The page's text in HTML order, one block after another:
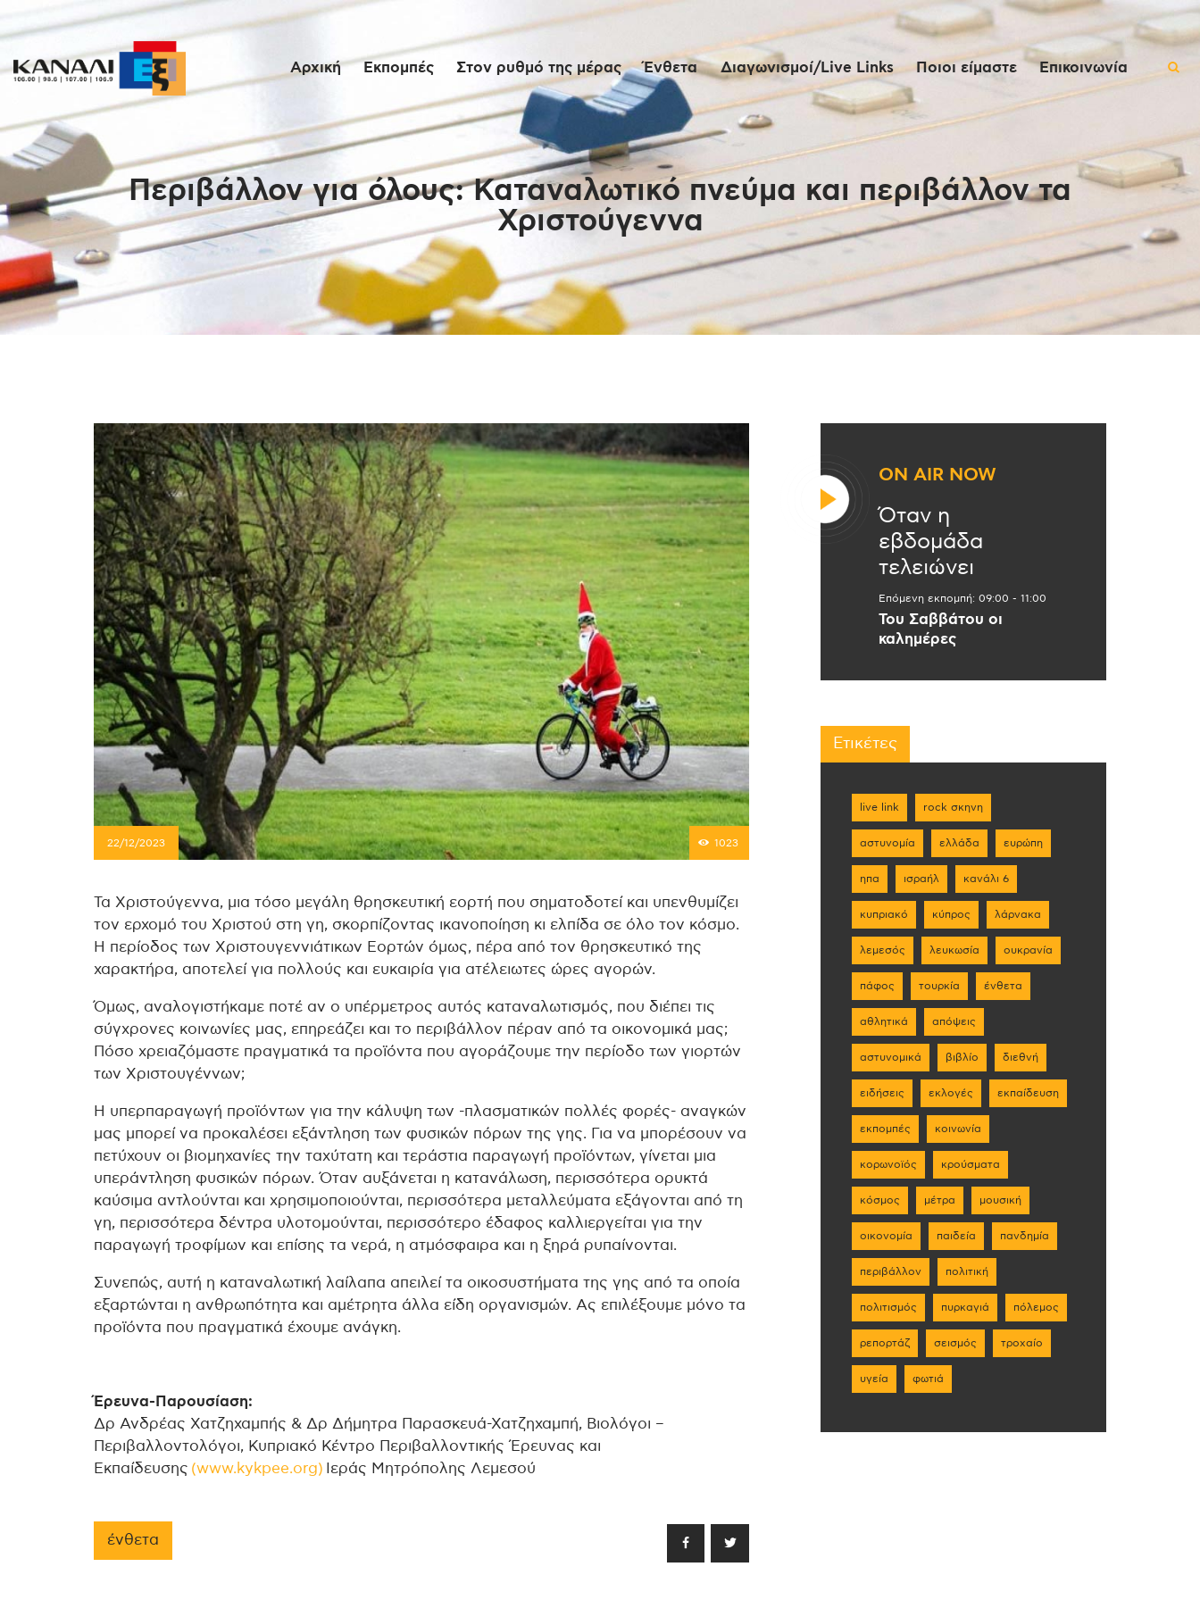
Αρχική Εκπομπές Στον ρυθμό της μέρας Ένθετα Διαγωνισμοί/Live Links Ποιοι είμαστε Επικοινωνία
Περιβάλλον για όλους: Καταναλωτικό πνεύμα και περιβάλλον τα
Χριστούγεννα
Αρχική
Εκπομπές
Στον ρυθμό της
μέρας
Ένθετα
Διαγωνισμοί/Live
Links
Επικοινωνία
22/12/2023 1023
Τα Χριστούγεννα, μια τόσο μεγάλη θρησκευτική εορτή που σηματοδοτεί και υπενθυμίζει
τον ερχομό του Χριστού στη γη, σκορπίζοντας ικανοποίηση κι ελπίδα σε όλο τον κόσμο.
Η περίοδος των Χριστουγεννιάτικων Εορτών όμως, πέρα από τον θρησκευτικό της
χαρακτήρα, αποτελεί για πολλούς και ευκαιρία για ατέλειωτες ώρες αγορών.
Όμως, αναλογιστήκαμε ποτέ αν ο υπέρμετρος αυτός καταναλωτισμός, που διέπει τις
σύγχρονες κοινωνίες μας, επηρεάζει και το περιβάλλον πέραν από τα οικονομικά μας;
Πόσο χρειαζόμαστε πραγματικά τα προϊόντα που αγοράζουμε την περίοδο των γιορτών
των Χριστουγέννων;
Η υπερπαραγωγή προϊόντων για την κάλυψη των -πλασματικών πολλές φορές- αναγκών
μας μπορεί να προκαλέσει εξάντληση των φυσικών πόρων της γης. Για να μπορέσουν να
πετύχουν οι βιομηχανίες την ταχύτατη και τεράστια παραγωγή προϊόντων, γίνεται μια
υπεράντληση φυσικών πόρων. Όταν αυξάνεται η κατανάλωση, περισσότερα ορυκτά
καύσιμα αντλούνται και χρησιμοποιούνται, περισσότερα μεταλλεύματα εξάγονται από τη
γη, περισσότερα δέντρα υλοτομούνται, περισσότερο έδαφος καλλιεργείται για την
παραγωγή τροφίμων και επίσης τα νερά, η ατμόσφαιρα και η ξηρά ρυπαίνονται.
Συνεπώς, αυτή η καταναλωτική λαίλαπα απειλεί τα οικοσυστήματα της γης από τα οποία
εξαρτώνται η ανθρωπότητα και αμέτρητα άλλα είδη οργανισμών. Ας επιλέξουμε μόνο τα
προϊόντα που πραγματικά έχουμε ανάγκη.
Έρευνα-Παρουσίαση:
Δρ Ανδρέας Χατζηχαμπής & Δρ Δήμητρα Παρασκευά-Χατζηχαμπή, Βιολόγοι –
Περιβαλλοντολόγοι, Κυπριακό Κέντρο Περιβαλλοντικής Έρευνας και
Εκπαίδευσης (www.kykpee.org) Ιεράς Μητρόπολης Λεμεσού
ένθετα
ON AIR NOW
Όταν η
εβδομάδα
τελειώνει
Επόμενη εκπομπή: 09:00 - 11:00
Του Σαββάτου οι
καλημέρες
Ετικέτες
live link rock σκηνη
αστυνομία ελλάδα ευρώπη
ηπα ισραήλ κανάλι 6
κυπριακό κύπρος λάρνακα
λεμεσός λευκωσία ουκρανία
πάφος τουρκία ένθετα
αθλητικά απόψεις
αστυνομικά βιβλίο διεθνή
ειδήσεις εκλογές εκπαίδευση
εκπομπές κοινωνία
κορωνοϊός κρούσματα
κόσμος μέτρα μουσική
οικονομία παιδεία πανδημία
περιβάλλον πολιτική
πολιτισμός πυρκαγιά πόλεμος
ρεπορτάζ σεισμός τροχαίο
υγεία φωτιά